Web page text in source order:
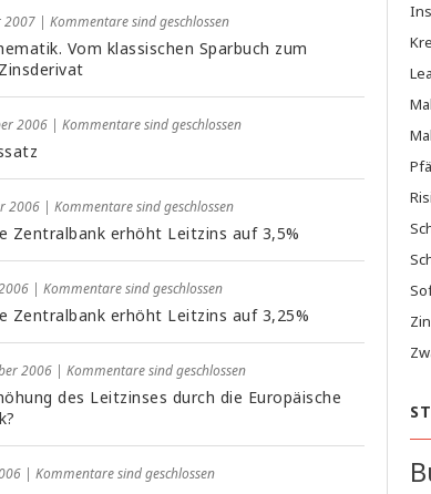
2007 | Kommentare sind geschlossen
Vom klassischen Sparbuch zum
2006 | Kommentare sind geschlossen
2006 | Kommentare sind geschlossen
Zentralbank erhöht Leitzins auf 3,5%
| Kommentare sind geschlossen
Zentralbank erhöht Leitzins auf 3,25%
2006 | Kommentare sind geschlossen
des Leitzinses durch die Europäische
| Kommentare sind geschlossen